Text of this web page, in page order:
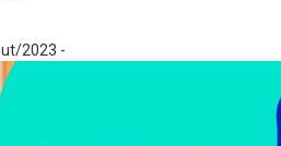
2023 -